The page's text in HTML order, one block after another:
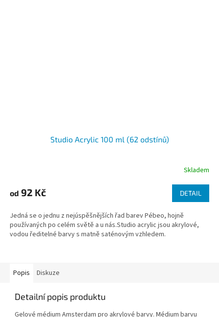
Studio Acrylic 100 ml (62 odstínů)
Skladem
od 92 Kč DETAIL
Jedná se o jednu z nejúspěšnějších řad barev Pébeo, hojně
používaných po celém světě a u nás.Studio acrylic jsou akrylové,
vodou ředitelné barvy s matně saténovým vzhledem.
Popis Diskuze
Detailní popis produktu
Gelové médium Amsterdam pro akrylové barvy. Médium barvu